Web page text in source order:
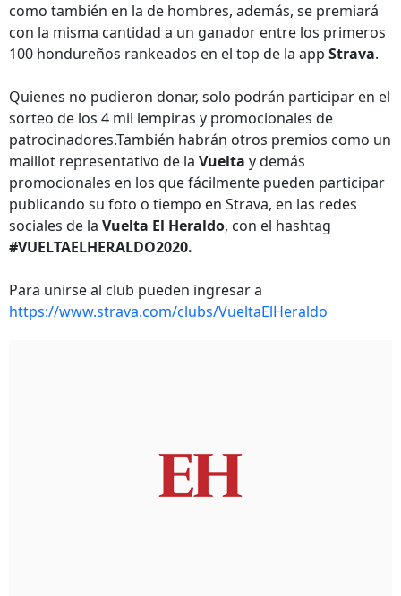
como también en la de hombres, además, se premiará
con la misma cantidad a un ganador entre los primeros
100 hondureños rankeados en el top de la app Strava.
Quienes no pudieron donar, solo podrán participar en el
sorteo de los 4 mil lempiras y promocionales de
patrocinadores.También habrán otros premios como un
maillot representativo de la Vuelta y demás
promocionales en los que fácilmente pueden participar
publicando su foto o tiempo en Strava, en las redes
sociales de la Vuelta El Heraldo, con el hashtag
#VUELTAELHERALDO2020.
Para unirse al club pueden ingresar a
https://www.strava.com/clubs/VueltaElHeraldo